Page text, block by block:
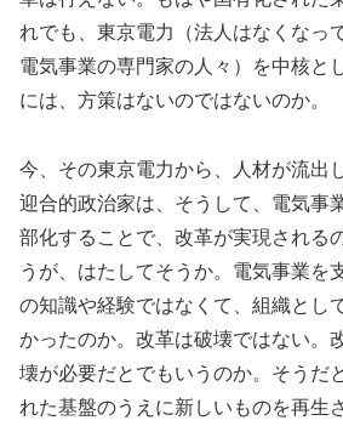
れでも、東京電力（法人はなくなっ
電気事業の専門家の人々）を中核と
には、方策はないのではないのか。
今、その東京電力から、人材が流出
迎合的政治家は、そうして、電気事
部化することで、改革が実現される
うが、はたしてそうか。電気事業を
の知識や経験ではなくて、組織とし
かったのか。改革は破壊ではない。
壊が必要だとでもいうのか。そうだ
れた基盤のうえに新しいものを再生